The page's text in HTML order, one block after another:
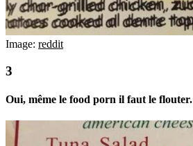
Image: reddit
Oui, même le food porn il faut le flouter.